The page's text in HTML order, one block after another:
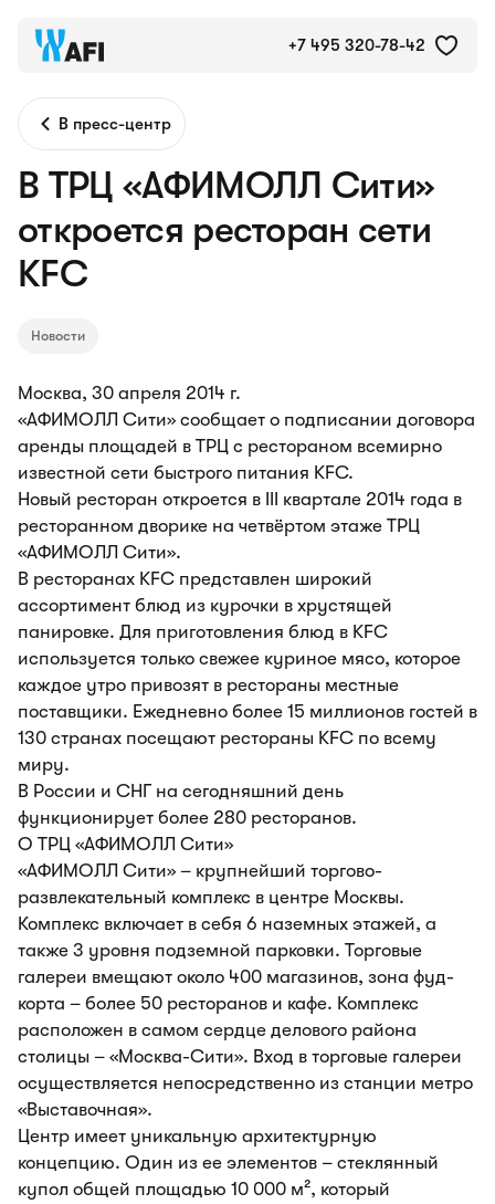
+7 495 320-78-42
В пресс-центр
В ТРЦ «АФИМОЛЛ Сити»
откроется ресторан сети
KFC
Новости
Москва, 30 апреля 2014 г.
«АФИМОЛЛ Сити» сообщает о подписании договора
аренды площадей в ТРЦ c рестораном всемирно
известной сети быстрого питания KFC.
Новый ресторан откроется в III квартале 2014 года в
ресторанном дворике на четвёртом этаже ТРЦ
«АФИМОЛЛ Сити».
В ресторанах KFC представлен широкий
ассортимент блюд из курочки в хрустящей
панировке. Для приготовления блюд в KFC
используется только свежее куриное мясо, которое
каждое утро привозят в рестораны местные
поставщики. Ежедневно более 15 миллионов гостей в
130 странах посещают рестораны KFC по всему
миру.
В России и СНГ на сегодняшний день
функционирует более 280 ресторанов.
О ТРЦ «АФИМОЛЛ Сити»
«АФИМОЛЛ Сити» – крупнейший торгово-
развлекательный комплекс в центре Москвы.
Комплекс включает в себя 6 наземных этажей, а
также 3 уровня подземной парковки. Торговые
галереи вмещают около 400 магазинов, зона фуд-
корта – более 50 ресторанов и кафе. Комплекс
расположен в самом сердце делового района
столицы – «Москва-Сити». Вход в торговые галереи
осуществляется непосредственно из станции метро
«Выставочная».
Центр имеет уникальную архитектурную
концепцию. Один из ее элементов – стеклянный
купол общей площадью 10 000 м², который